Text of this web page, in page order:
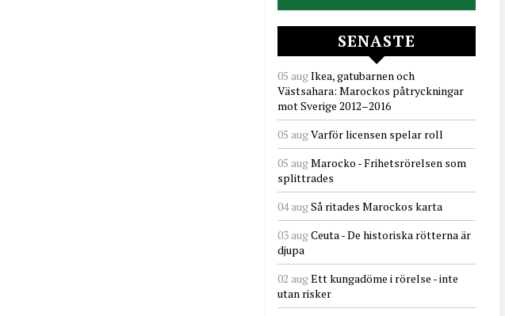
SENASTE
05 augIkea, gatubarnen och
Västsahara: Marockos påtryckningar
mot Sverige 2012–2016
05 augVarför licensen spelar roll
05 augMarocko - Frihetsrörelsen som
splittrades
04 augSå ritades Marockos karta
03 augCeuta - De historiska rötterna är
djupa
02 augEtt kungadöme i rörelse - inte
utan risker